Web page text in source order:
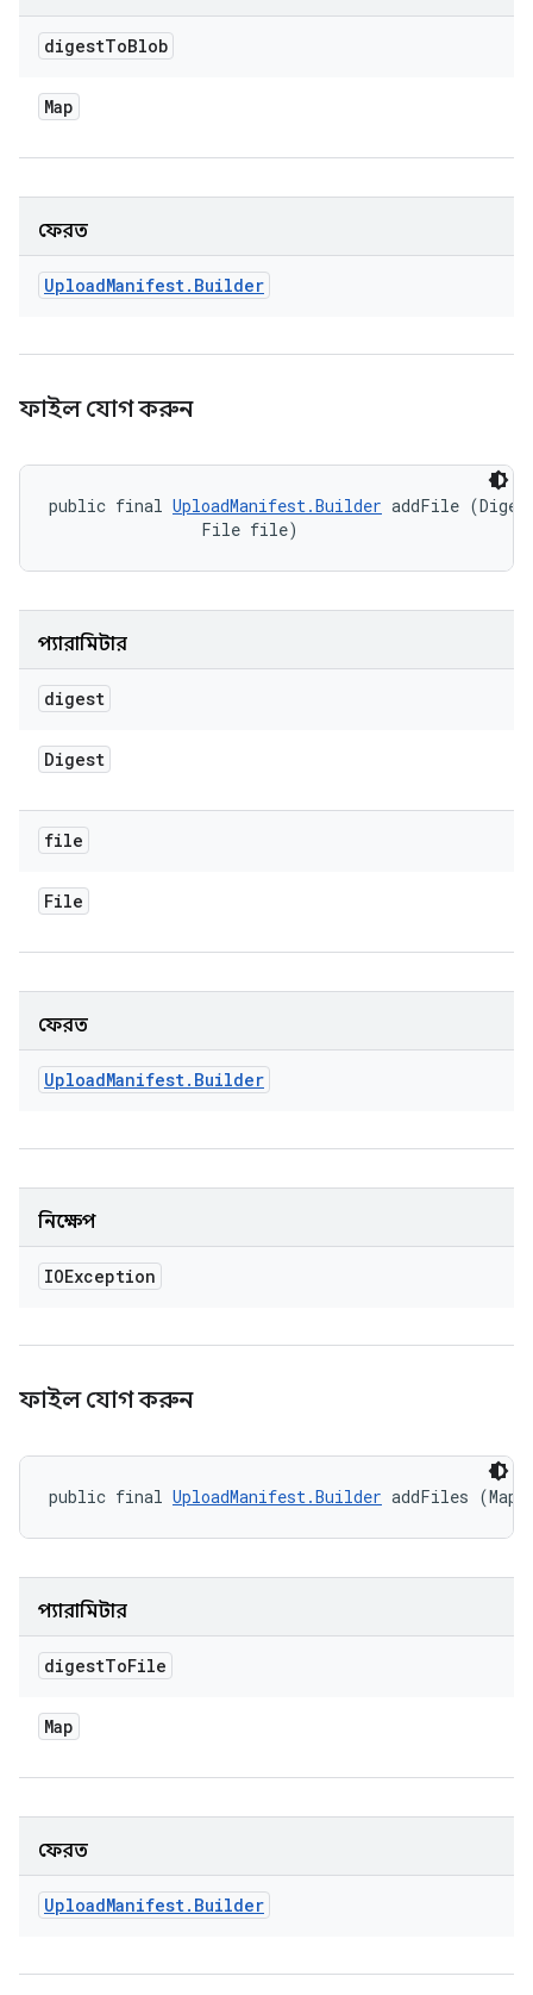
digestToBlob
Map
ফেরত
UploadManifest. Builder
ফাইল যোগ করুন
public final UploadManifest.Builder addFile
                File file)
প্যারামিটার
digest
Digest
file
File
ফেরত
UploadManifest. Builder
নিক্ষেপ
IOException
ফাইল যোগ করুন
public final UploadManifest.Builder addFiles
প্যারামিটার
digestToFile
Map
ফেরত
UploadManifest. Builder